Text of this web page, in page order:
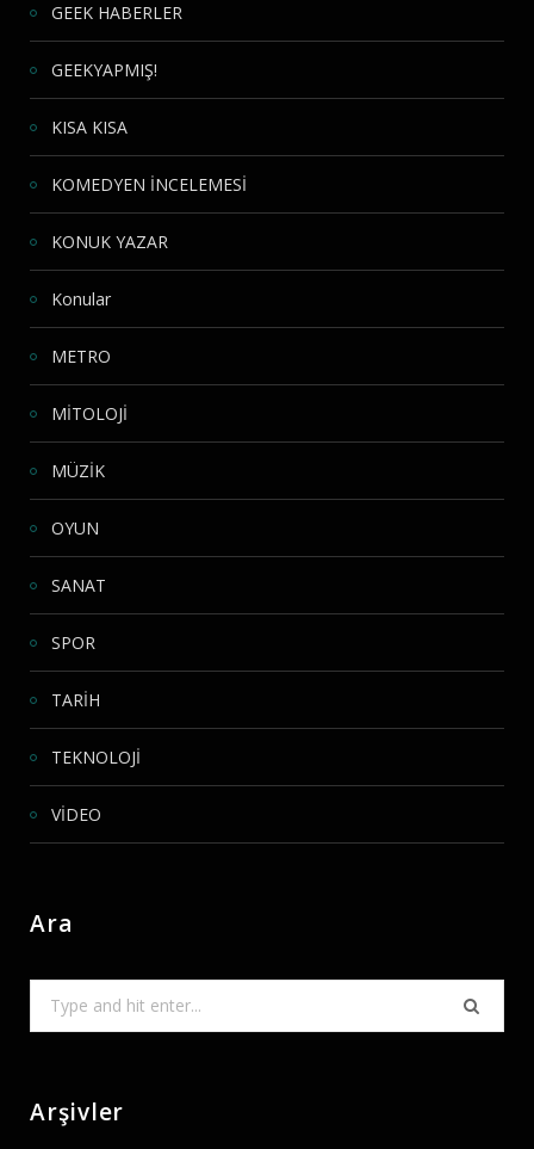
GEEK HABERLER
GEEKYAPMIŞ!
KISA KISA
KOMEDYEN İNCELEMESİ
KONUK YAZAR
Konular
METRO
MİTOLOJİ
MÜZİK
OYUN
SANAT
SPOR
TARİH
TEKNOLOJİ
VİDEO
Ara
Arşivler